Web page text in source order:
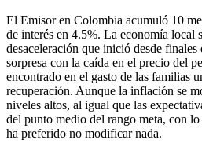
El Emisor en Colombia acumuló 10
de interés en 4.5%. La economía local
desaceleración que inició desde
sorpresa con la caída en el precio del
encontrado en el gasto de las familias
recuperación. Aunque la inflación se
niveles altos, al igual que las
del punto medio del rango meta, con
ha preferido no modificar nada.